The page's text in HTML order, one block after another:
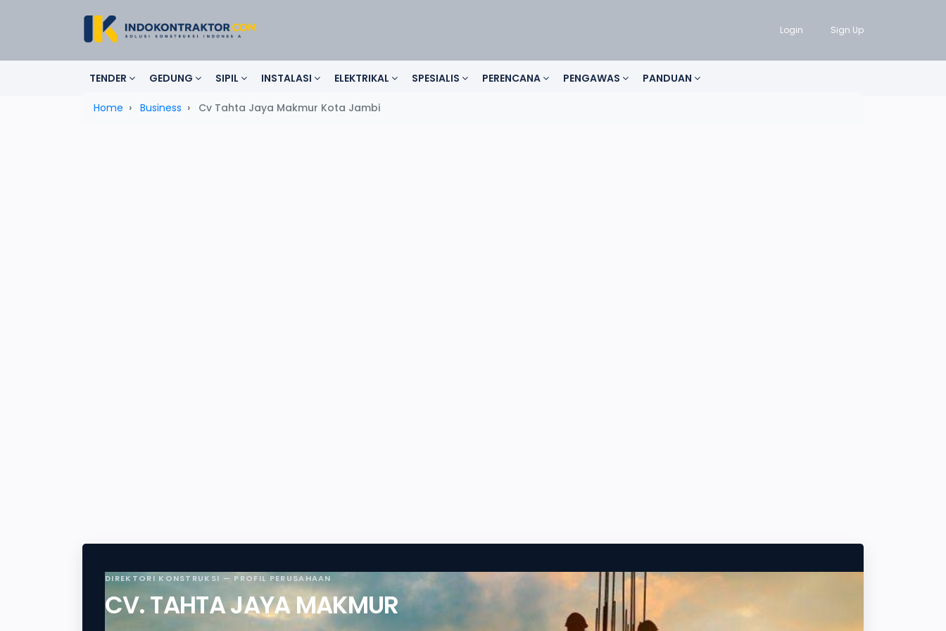
Login Sign Up
TENDER GEDUNG SIPIL INSTALASI ELEKTRIKAL SPESIALIS PERENCANA PENGAWAS PANDUAN
Home Business Cv Tahta Jaya Makmur Kota Jambi
DIREKTORI KONSTRUKSI — PROFIL PERUSAHAAN
CV. TAHTA JAYA MAKMUR